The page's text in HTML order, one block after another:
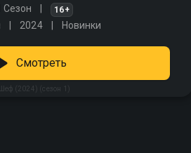
Сезон 16+
2024 Новинки
Шеф (2024) (сезон 1)
Смотреть